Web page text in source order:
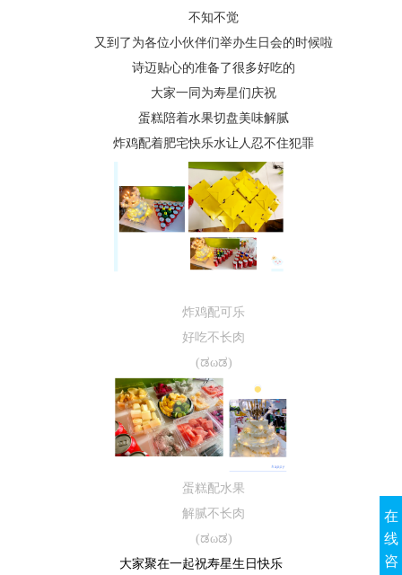
不知不觉
又到了为各位小伙伴们举办生日会的时候啦
诗迈贴心的准备了很多好吃的
大家一同为寿星们庆祝
蛋糕陪着水果切盘美味解腻
炸鸡配着肥宅快乐水让人忍不住犯罪
炸鸡配可乐
好吃不长肉
(ಡωಡ)
蛋糕配水果
解腻不长肉
(ಡωಡ)
大家聚在一起祝寿星生日快乐
在
线
咨